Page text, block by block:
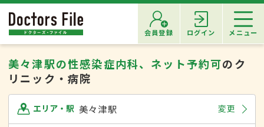
会員登録 ログイン メニュー
美々津駅の性感染症内科、ネット予約可のク
リニック・病院
エリア・駅 美々津駅 変更